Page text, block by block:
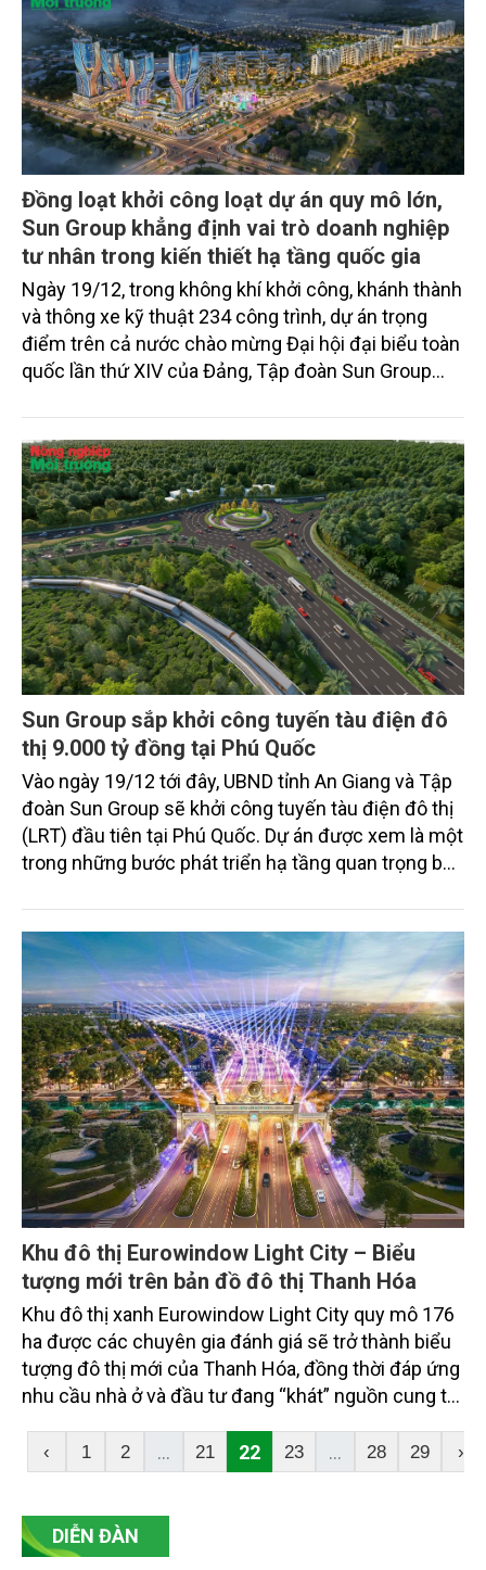
vững.
Đồng loạt khởi công loạt dự án quy mô lớn,
Sun Group khẳng định vai trò doanh nghiệp
tư nhân trong kiến thiết hạ tầng quốc gia
Ngày 19/12, trong không khí khởi công, khánh thành
và thông xe kỹ thuật 234 công trình, dự án trọng
điểm trên cả nước chào mừng Đại hội đại biểu toàn
quốc lần thứ XIV của Đảng, Tập đoàn Sun Group
ba miền, với tổng mức đầu tư lên tới 148.653 tỷ
đồng.
Sun Group sắp khởi công tuyến tàu điện đô
thị 9.000 tỷ đồng tại Phú Quốc
Vào ngày 19/12 tới đây, UBND tỉnh An Giang và Tập
đoàn Sun Group sẽ khởi công tuyến tàu điện đô thị
(LRT) đầu tiên tại Phú Quốc. Dự án được xem là một
trong những bước phát triển hạ tầng quan trọng bậc
phố này chuẩn bị trở thành nơi đăng cai Hội nghị
cấp cao APEC 2027.
Khu đô thị Eurowindow Light City – Biểu
tượng mới trên bản đồ đô thị Thanh Hóa
Khu đô thị xanh Eurowindow Light City quy mô 176
ha được các chuyên gia đánh giá sẽ trở thành biểu
tượng đô thị mới của Thanh Hóa, đồng thời đáp ứng
nhu cầu nhà ở và đầu tư đang “khát” nguồn cung tại
‹ 1 2 ... 21 22 23 ... 28 29 ›
DIỄN ĐÀN